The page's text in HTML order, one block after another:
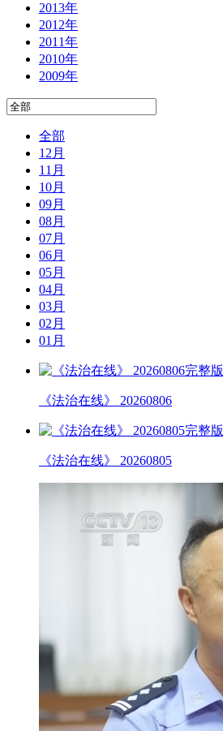
2013年
2012年
2011年
2010年
2009年
全部
12月
11月
10月
09月
08月
07月
06月
05月
04月
03月
02月
01月
完整版
《法治在线》 20260806
完整版
《法治在线》 20260805